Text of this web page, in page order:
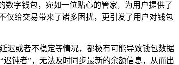
字钱包，宛如一位贴心的管家，为用户提供了
仅给交易带来了诸多困扰，更引发了用户对钱包
迟或者不稳定等情况，都极有可能导致钱包数据
钝者”，无法及时同步最新的余额信息，从而出